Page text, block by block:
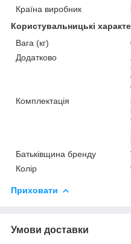
Країна виробник
Користувальницькі
Вага (кг)
Додатково
Комплектація
Батьківщина бренду
Колір
Приховати
Умови доставки